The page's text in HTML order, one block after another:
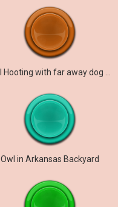
Owl in Arkansas Backyard